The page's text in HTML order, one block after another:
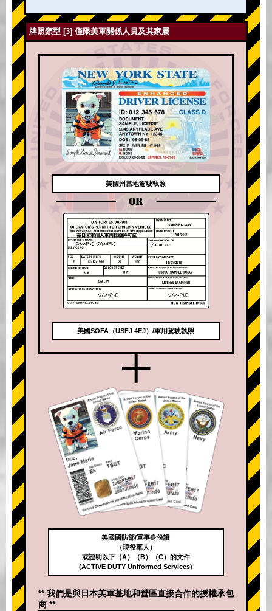
牌照類型 [3] 僅限美軍關係人員及其家屬
美國州當地駕駛執照
OR
美國SOFA（USFJ 4EJ）/軍用駕駛執照
+
美國國防部/軍事身份證
（現役軍人）
或證明以下（A）（B）（C）的文件
(ACTIVE DUTY Uniformed Services)
** 我們是與日本美軍基地和營區直接合作的授權承包
商 **